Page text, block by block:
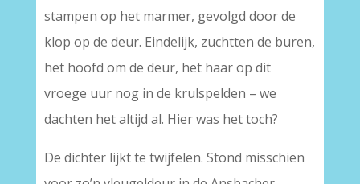
stampen op het marmer, gevolgd door de
klop op de deur. Eindelijk, zuchtten de buren,
het hoofd om de deur, het haar op dit
vroege uur nog in de krulspelden – we
dachten het altijd al. Hier was het toch?
De dichter lijkt te twijfelen. Stond misschien